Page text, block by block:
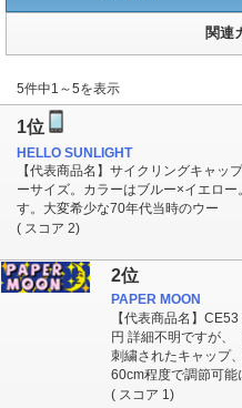
関連
5件中1～5を表示
1位
HELLO SUNLIGHT
【代表商品名】サイクリングキャッ
ーサイズ。カラーはブルー×イエロ
す。大変希少な70年代当時のウー
( スコア 2)
2位
PAPER MOON
【代表商品名】
円 詳細不明ですが、
刺繍されたキャップ
60cm程度で調節可能
( スコア 1)